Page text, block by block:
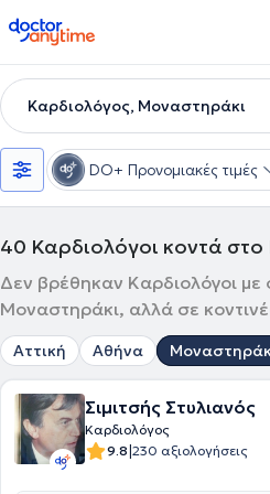
doctoranytime
Καρδιολόγος, Μοναστηράκι
DO+ Προνομιακές τιμές
40 Καρδιολόγοι κοντά
Δεν βρέθηκαν Καρδιολόγοι
Μοναστηράκι, αλλά σε
Αττική Αθήνα
Σιμιτσής Στυλιανός
Καρδιολόγος
9.8|230 αξιολογήσεις